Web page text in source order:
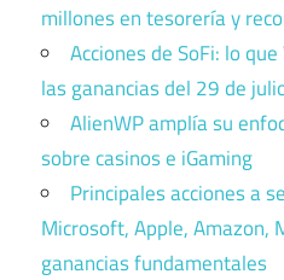
millones en tesorería y
Acciones de SoFi: lo
las ganancias del 29 de
AlienWP amplía su
sobre casinos e iGaming
Principales acciones a
Microsoft, Apple, Amazon,
ganancias fundamentales